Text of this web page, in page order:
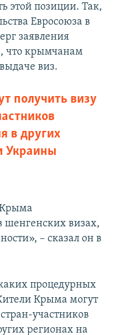
этой позиции. Так,
Евросоюза в
заявления
что крымчанам
виз.
получить визу
в других
Украины
шенгенских визах,
– сказал он в
процедурных
Крыма могут
участников
регионах на